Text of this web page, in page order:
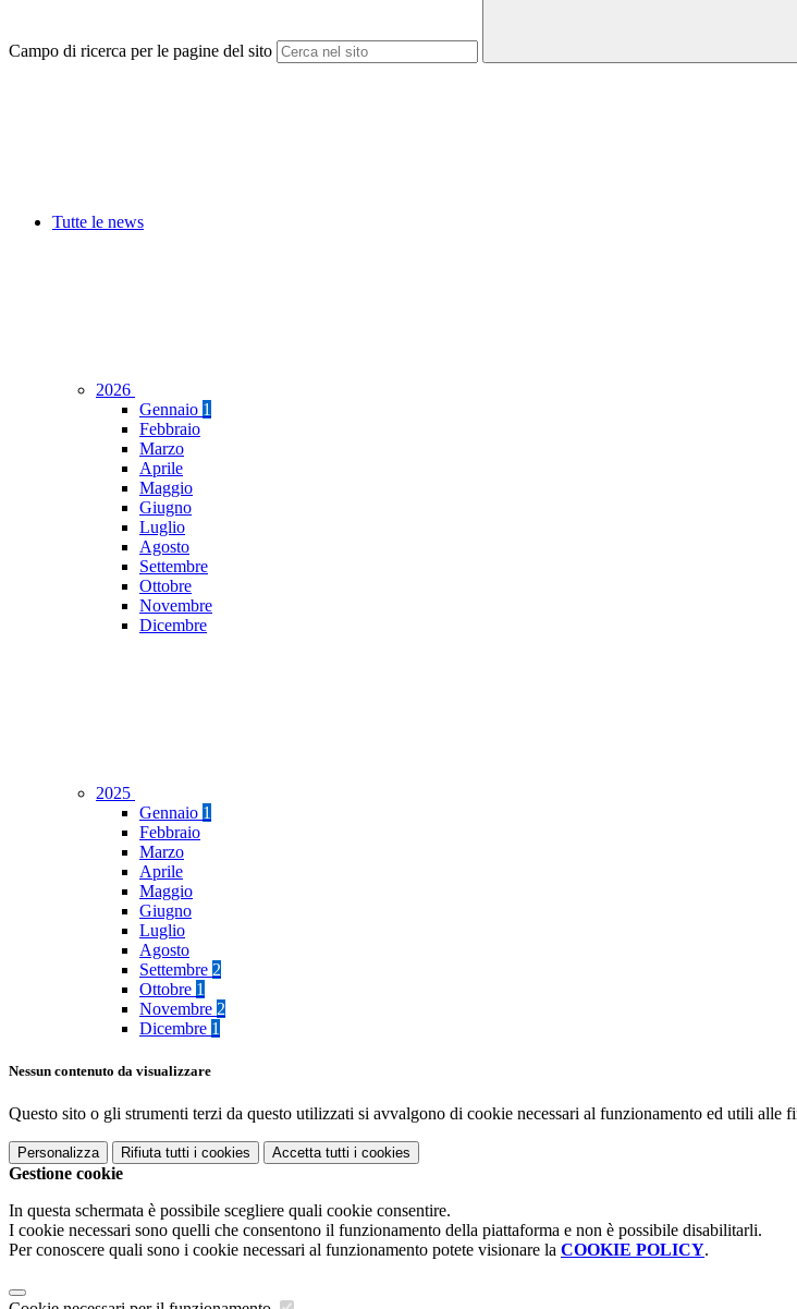
Campo di ricerca per le pagine del sito
Tutte le news
2026
Gennaio 1
Febbraio
Marzo
Aprile
Maggio
Giugno
Luglio
Agosto
Settembre
Ottobre
Novembre
Dicembre
2025
Gennaio 1
Febbraio
Marzo
Aprile
Maggio
Giugno
Luglio
Agosto
Settembre 2
Ottobre 1
Novembre 2
Dicembre 1
Nessun contenuto da visualizzare
Questo sito o gli strumenti terzi da questo utilizzati si avvalgono di cookie necessari al funzionamento ed utili alle
Personalizza Rifiuta tutti i cookies Accetta tutti i cookies
Gestione cookie
In questa schermata è possibile scegliere quali cookie consentire.
I cookie necessari sono quelli che consentono il funzionamento della piattaforma e non è possibile disabilitarli.
Per conoscere quali sono i cookie necessari al funzionamento potete visionare la COOKIE POLICY.